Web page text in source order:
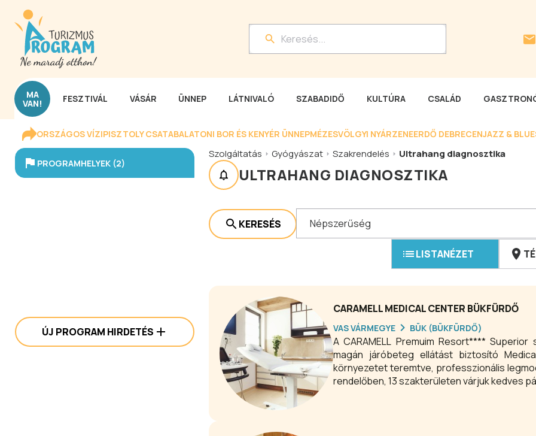
MA
VAN! FESZTIVÁL VÁSÁR ÜNNEP LÁTNIVALÓ SZABADIDŐ KULTÚRA CSALÁD
ORSZÁGOS VÍZIPISZTOLY CSATABALATONI BOR ÉS KENYÉR ÜNNEPMÉZESVÖLGYI NYÁRZENEERDŐ DEBRECENJAZZ &
PROGRAMHELYEK (2)
ÚJ PROGRAM HIRDETÉS
Szolgáltatás Gyógyászat Szakrendelés Ultrahang diagnosztika
ULTRAHANG DIAGNOSZTIKA
KERESÉS Népszerűség
LISTANÉZET
CARAMELL MEDICAL CENTER BÜKFÜRDŐ
VAS VÁRMEGYE BÜK (BÜKFÜRDŐ)
A CARAMELL Premuim Resort****
magán járóbeteg ellátást biztosító
környezetet teremtve, professzionális
rendelőben, 13 szakterületen várjuk kedves